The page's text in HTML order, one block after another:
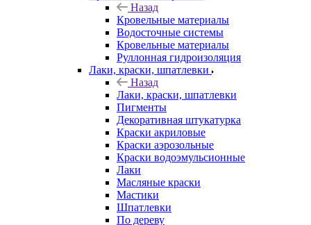
Назад
Кровельные материалы
Водосточные системы
Кровельные материалы
Руллонная гидроизоляция
Лаки, краски, шпатлевки
Назад
Лаки, краски, шпатлевки
Пигменты
Декоративная штукатурка
Краски акриловые
Краски аэрозольные
Краски водоэмульсионные
Лаки
Масляные краски
Мастики
Шпатлевки
По дереву